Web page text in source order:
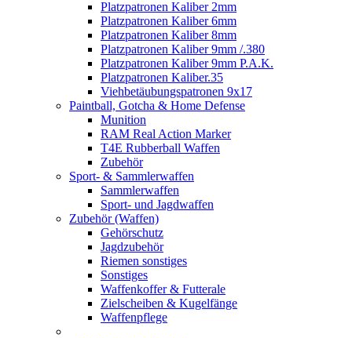
Platzpatronen Kaliber 2mm
Platzpatronen Kaliber 6mm
Platzpatronen Kaliber 8mm
Platzpatronen Kaliber 9mm /.380
Platzpatronen Kaliber 9mm P.A.K.
Platzpatronen Kaliber.35
Viehbetäubungspatronen 9x17
Paintball, Gotcha & Home Defense
Munition
RAM Real Action Marker
T4E Rubberball Waffen
Zubehör
Sport- & Sammlerwaffen
Sammlerwaffen
Sport- und Jagdwaffen
Zubehör (Waffen)
Gehörschutz
Jagdzubehör
Riemen sonstiges
Sonstiges
Waffenkoffer & Futterale
Zielscheiben & Kugelfänge
Waffenpflege